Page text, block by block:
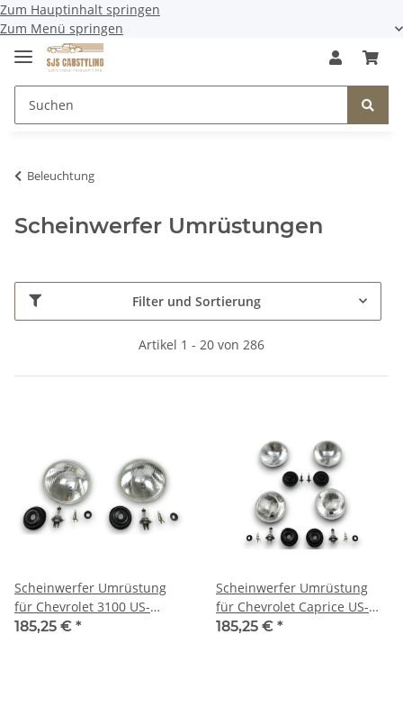
Zum Hauptinhalt springen
Zum Menü springen
Beleuchtung
Scheinwerfer Umrüstungen
Filter und Sortierung
Artikel 1 - 20 von 286
Scheinwerfer Umrüstung
für Chevrolet 3100 US-
Modelle auf EU-Norm für
185,25 € *
Scheinwerfer Umrüstung
für Chevrolet Caprice US-
Modelle auf EU-Norm für
185,25 € *